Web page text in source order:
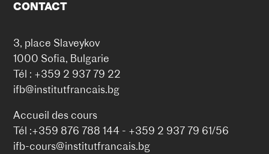
CONTACT
3, place Slaveykov
1000 Sofia, Bulgarie
Tél : +359 2 937 79 22
ifb@institutfrancais.bg
Accueil des cours
Tél :+359 876 788 144 - +359 2 937 79 61/56
ifb-cours@institutfrancais.bg